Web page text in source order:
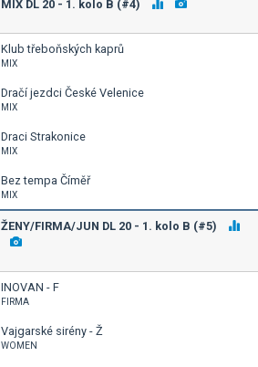
MIX DL 20 - 1. kolo B (#4)
Klub třeboňských kaprů
MIX
Dračí jezdci České Velenice
MIX
Draci Strakonice
MIX
Bez tempa Číměř
MIX
ŽENY/FIRMA/JUN DL 20 - 1. kolo B (#5)
INOVAN - F
FIRMA
Vajgarské sirény - Ž
WOMEN